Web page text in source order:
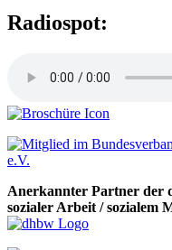
Radiospot:
Anerkannter Partner der
sozialer Arbeit / sozialem